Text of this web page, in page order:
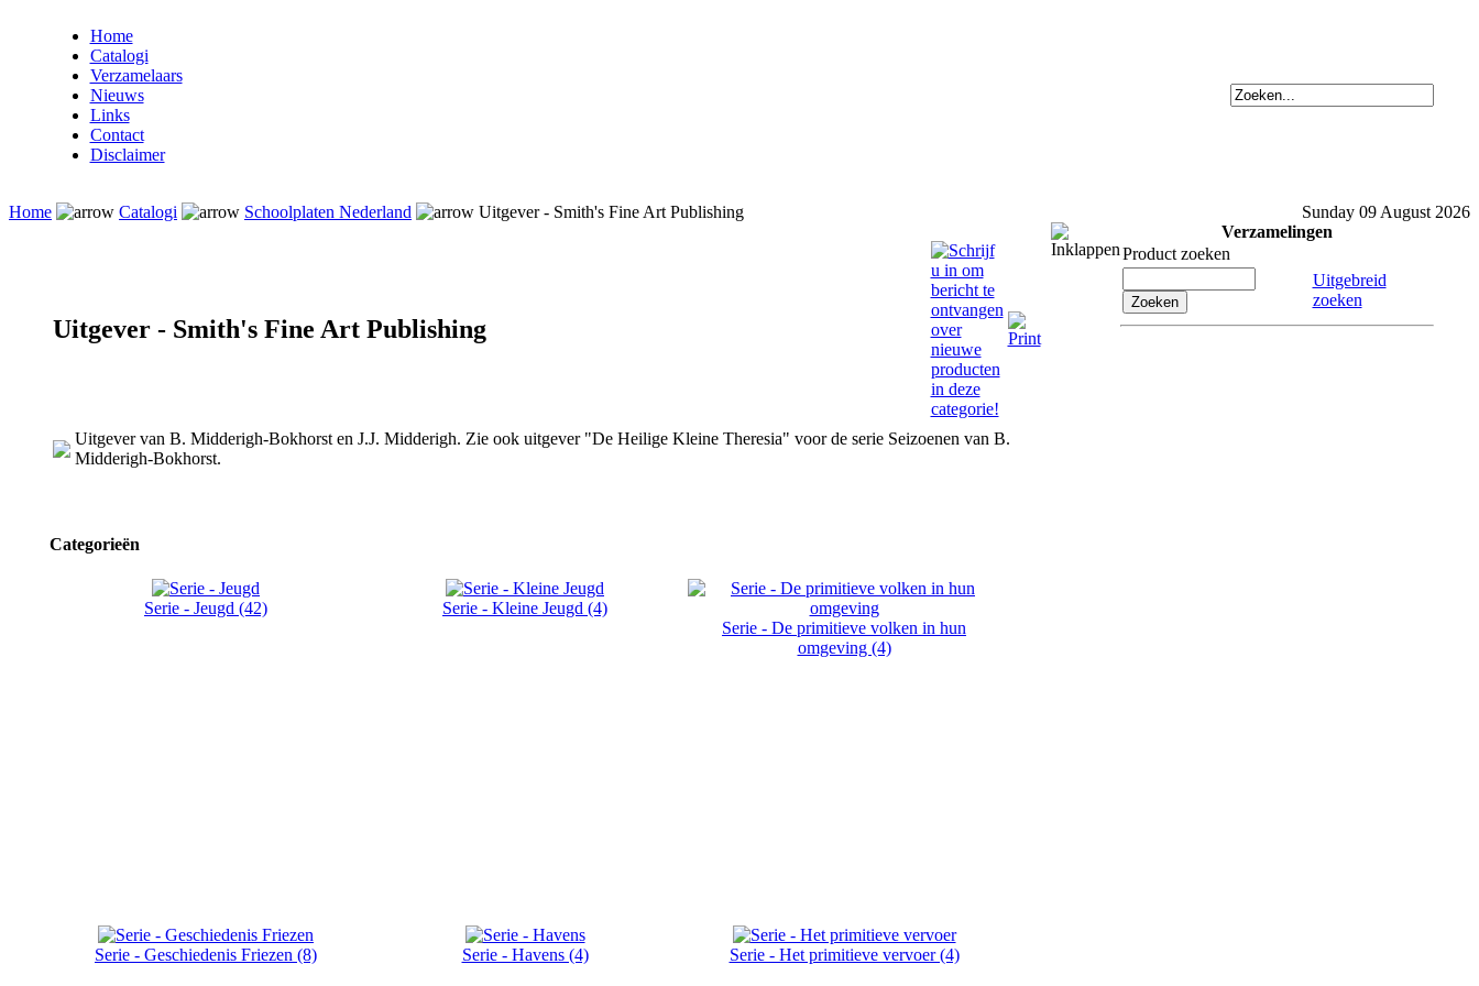
Home
Catalogi
Verzamelaars
Nieuws
Links
Contact
Disclaimer
Home Catalogi Schoolplaten Nederland Uitgever - Smith's Fine Art Publishing Sunday 09 August 2026
Uitgever - Smith's Fine Art Publishing
Uitgever van B. Midderigh-Bokhorst en J.J. Midderigh. Zie ook uitgever "De Heilige Kleine Theresia" voor de serie Seizoenen van B.
Midderigh-Bokhorst.
Categorieën
Serie - Jeugd (42)
Serie - Kleine Jeugd (4)
Serie - De primitieve volken in hun
omgeving (4)
Serie - Geschiedenis Friezen (8) Serie - Havens (4) Serie - Het primitieve vervoer (4)
Verzamelingen
Product zoeken
Uitgebreid
zoeken